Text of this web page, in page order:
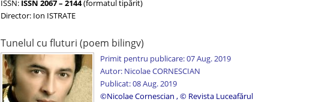
ISSN: ISSN 2067 – 2144(formatul tipărit)
Director: Ion ISTRATE
Tunelul cu fluturi (poem bilingv)
Primit pentru publicare: 07 Aug. 2019
Autor: Nicolae CORNESCIAN
Publicat: 08 Aug. 2019
©Nicolae Cornescian ,© Revista Luceafărul